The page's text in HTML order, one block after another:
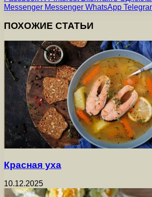
Messenger Messenger WhatsApp
ПОХОЖИЕ СТАТЬИ
Красная уха
10.12.2025